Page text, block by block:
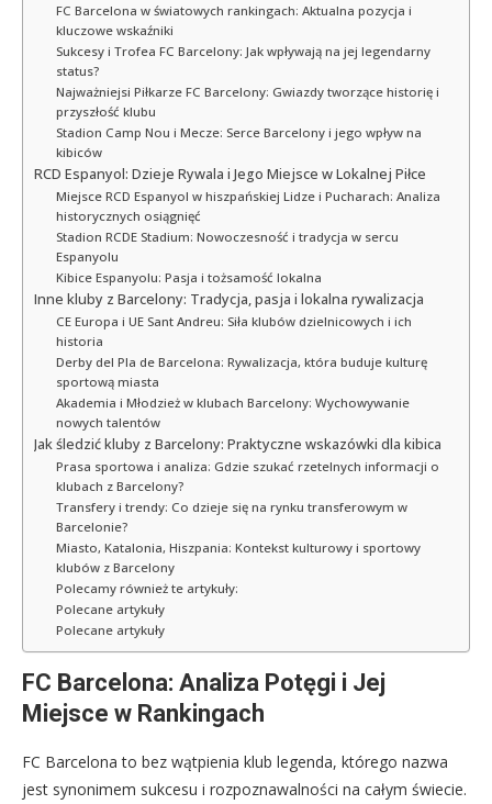
FC Barcelona w światowych rankingach: Aktualna pozycja i
kluczowe wskaźniki
Sukcesy i Trofea FC Barcelony: Jak wpływają na jej legendarny
status?
Najważniejsi Piłkarze FC Barcelony: Gwiazdy tworzące historię i
przyszłość klubu
Stadion Camp Nou i Mecze: Serce Barcelony i jego wpływ na
kibiców
RCD Espanyol: Dzieje Rywala i Jego Miejsce w Lokalnej Piłce
Miejsce RCD Espanyol w hiszpańskiej Lidze i Pucharach: Analiza
historycznych osiągnięć
Stadion RCDE Stadium: Nowoczesność i tradycja w sercu
Espanyolu
Kibice Espanyolu: Pasja i tożsamość lokalna
Inne kluby z Barcelony: Tradycja, pasja i lokalna rywalizacja
CE Europa i UE Sant Andreu: Siła klubów dzielnicowych i ich
historia
Derby del Pla de Barcelona: Rywalizacja, która buduje kulturę
sportową miasta
Akademia i Młodzież w klubach Barcelony: Wychowywanie
nowych talentów
Jak śledzić kluby z Barcelony: Praktyczne wskazówki dla kibica
Prasa sportowa i analiza: Gdzie szukać rzetelnych informacji o
klubach z Barcelony?
Transfery i trendy: Co dzieje się na rynku transferowym w
Barcelonie?
Miasto, Katalonia, Hiszpania: Kontekst kulturowy i sportowy
klubów z Barcelony
Polecamy również te artykuły:
Polecane artykuły
Polecane artykuły
FC Barcelona: Analiza Potęgi i Jej
Miejsce w Rankingach
FC Barcelona to bez wątpienia klub legenda, którego nazwa
jest synonimem sukcesu i rozpoznawalności na całym świecie.